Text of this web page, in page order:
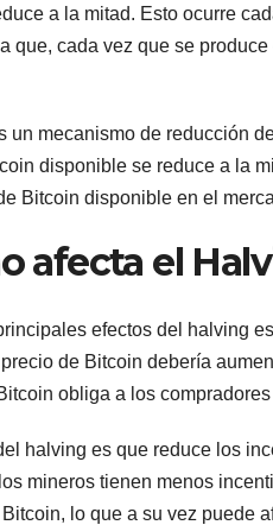
a la mitad. Esto ocurre
que, cada vez que se
un mecanismo de reducción
disponible se reduce a la
Bitcoin disponible en el
afecta el
efectos del halving
de Bitcoin debería
obliga a los
halving es que reduce los
mineros tienen menos
lo que a su vez puede